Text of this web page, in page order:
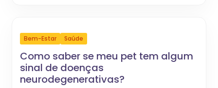
Bem-Estar Saúde
Como saber se meu pet tem algum
sinal de doenças
neurodegenerativas?